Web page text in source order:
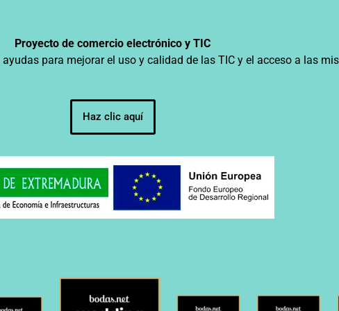
Proyecto de comercio electrónico y TIC
para mejorar el uso y calidad de las TIC y el acceso a las
Haz clic aquí